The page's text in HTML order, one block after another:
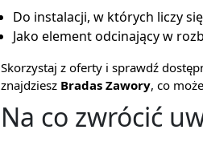
Do instalacji, w których liczy
Jako element odcinający w
Skorzystaj z oferty i sprawdź
znajdziesz Bradas Zawory, co
Na co zwrócić